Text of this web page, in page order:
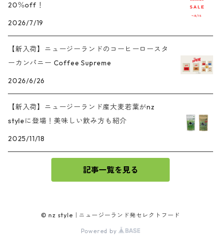
20％off！
2026/7/19
【新入荷】ニュージーランドのコーヒーロースタ
ーカンパニー Coffee Supreme
2026/6/26
【新入荷】ニュージーランド産大麦若葉がnz
styleに登場！美味しい飲み方も紹介
2025/11/18
記事一覧を見る
© nz style｜ニュージーランド発セレクトフード
Powered by